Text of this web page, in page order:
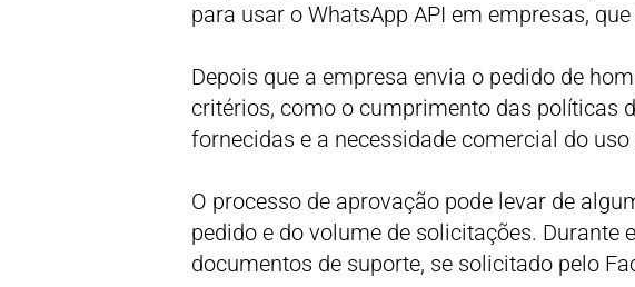
para usar o WhatsApp API em empresas,
Depois que a empresa envia o pedido de
critérios, como o cumprimento das políticas
fornecidas e a necessidade comercial do uso
O processo de aprovação pode levar de
pedido e do volume de solicitações.
documentos de suporte, se solicitado pelo